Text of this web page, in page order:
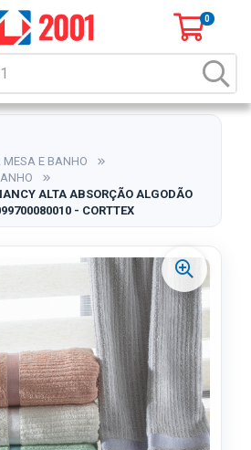
0
MESA E BANHO
ALTA ABSORÇÃO ALGODÃO
- CORTTEX